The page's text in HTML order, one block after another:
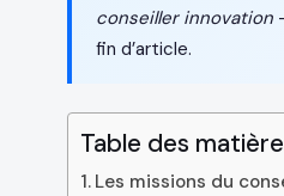
conseiller innovation
fin d’article.
Table des
Les missions du